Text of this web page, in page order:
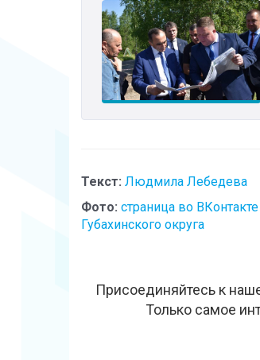
Текст: Людмила Лебедева
Фото: страница во
Губахинского округа
Присоединяйтесь к
Только самое